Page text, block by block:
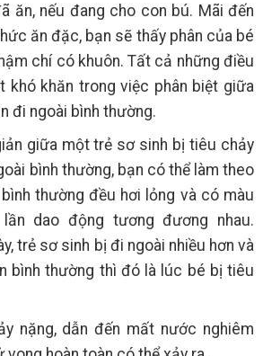
ăn, nếu đang cho con bú. Mãi đến
ăn đặc, bạn sẽ thấy phân của bé
chí có khuôn. Tất cả những điều
khó khăn trong việc phân biệt giữa
đi ngoài bình thường.
giữa một trẻ sơ sinh bị tiêu chảy
bình thường, bạn có thể làm theo
thường đều hơi lỏng và có màu
dao động tương đương nhau.
trẻ sơ sinh bị đi ngoài nhiều hơn và
bình thường thì đó là lúc bé bị tiêu
nặng, dẫn đến mất nước nghiêm